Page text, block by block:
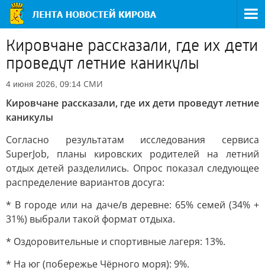
Кировчане рассказали, где их дети
проведут летние каникулы
4 июня 2026, 09:14 СМИ
Кировчане рассказали, где их дети проведут летние
каникулы
Согласно результатам исследования сервиса
SuperJob, планы кировских родителей на летний
отдых детей разделились. Опрос показал следующее
распределение вариантов досуга:
* В городе или на даче/в деревне: 65% семей (34% +
31%) выбрали такой формат отдыха.
* Оздоровительные и спортивные лагеря: 13%.
* На юг (побережье Чёрного моря): 9%.